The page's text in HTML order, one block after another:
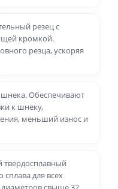
резец с
кромкой.
резца, ускоряя
Обеспечивают
к шнеку,
меньший износ и
для всех